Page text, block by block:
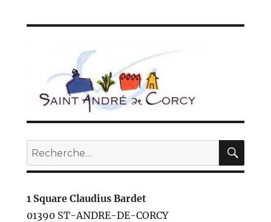
Recherche
pour :
1 Square Claudius Bardet
01390 ST-ANDRE-DE-CORCY